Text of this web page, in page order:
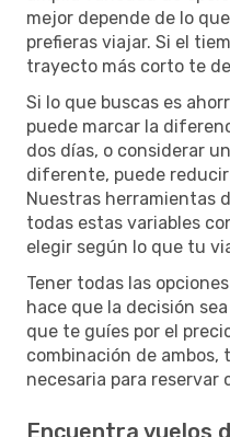
mejor depende de lo
prefieras viajar. Si el
trayecto más corto te
Si lo que buscas es
puede marcar la
dos días, o considerar
diferente, puede
Nuestras herramientas
todas estas variables
elegir según lo que tu
Tener todas las
hace que la decisión
que te guíes por el
combinación de ambos,
necesaria para reservar
Encuentra vuelos